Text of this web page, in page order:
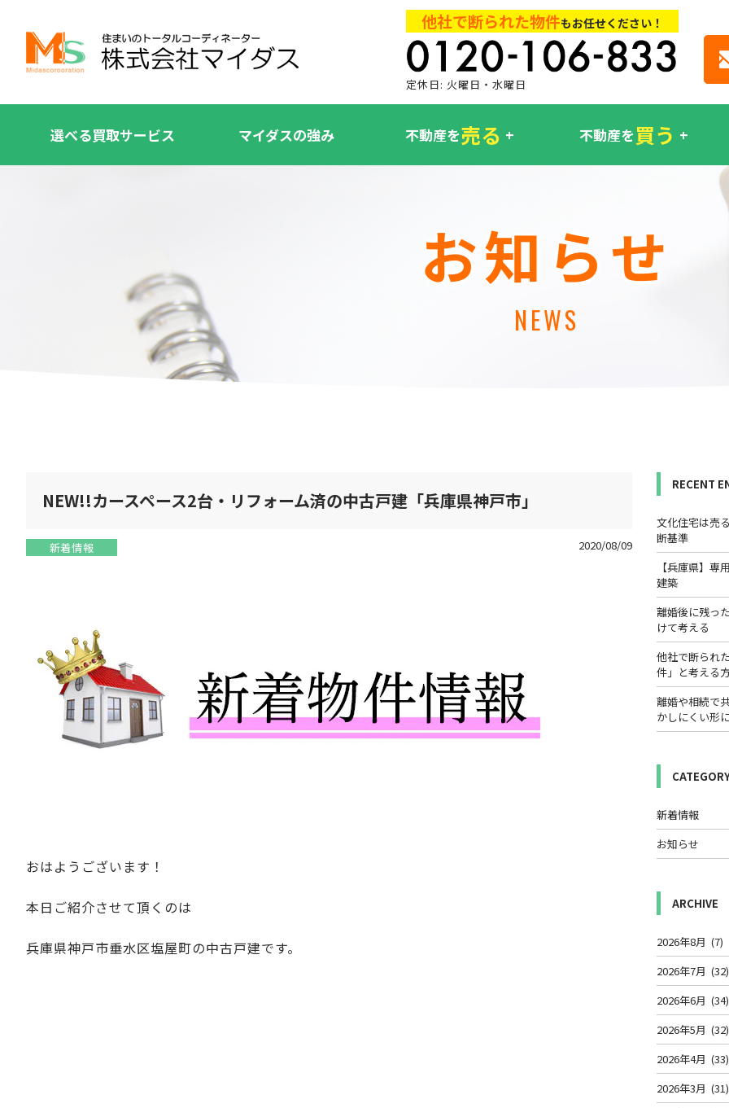
他社で断られた物件もお任せください！
定休日: 火曜日・水曜日
選べる買取サービス マイダスの強み 不動産を売る 不動産を買う
お知らせ
NEWS
NEW!!カースペース2台・リフォーム済の中古戸建「兵庫県神戸市」
新着情報 2020/08/09
おはようございます！
本日ご紹介させて頂くのは
兵庫県神戸市垂水区塩屋町の中古戸建です。
RECENT
文化住宅は売
断基準
【兵庫県】
建築
離婚後に残っ
けて考える
他社で断られ
件」と考える
離婚や相続で
かしにくい形
新着情報
お知らせ
ARCHIVE
2026年8月 (7)
2026年7月 (32)
2026年6月 (34)
2026年5月 (32)
2026年4月 (33)
2026年3月 (31)